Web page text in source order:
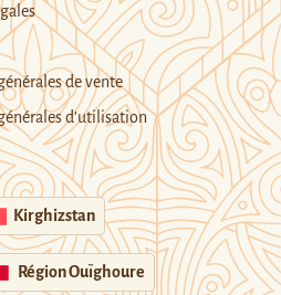
de vente
d’utilisation
Kirghizstan
Région Ouïghoure